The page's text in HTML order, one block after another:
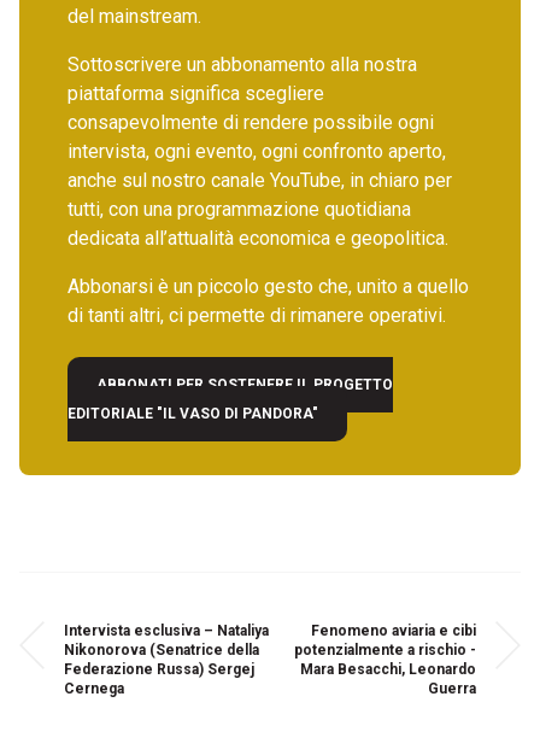
del mainstream.
Sottoscrivere un abbonamento alla nostra
piattaforma significa scegliere
consapevolmente di rendere possibile ogni
intervista, ogni evento, ogni confronto aperto,
anche sul nostro canale YouTube, in chiaro per
tutti, con una programmazione quotidiana
dedicata all’attualità economica e geopolitica.
Abbonarsi è un piccolo gesto che, unito a quello
di tanti altri, ci permette di rimanere operativi.
ABBONATI PER SOSTENERE IL PROGETTO
EDITORIALE "IL VASO DI PANDORA"
Intervista esclusiva – Nataliya
Nikonorova (Senatrice della
Federazione Russa) Sergej
Cernega
Fenomeno aviaria e cibi
potenzialmente a rischio -
Mara Besacchi, Leonardo
Guerra